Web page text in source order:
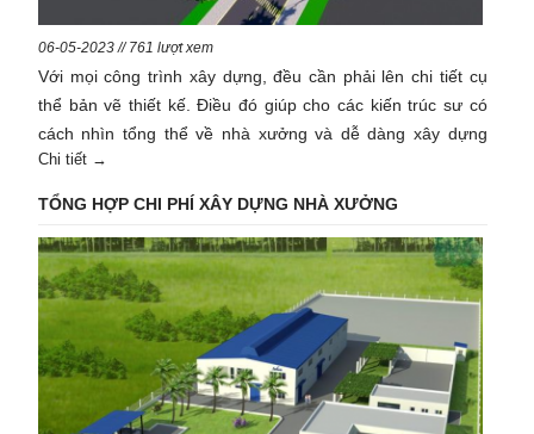
06-05-2023 // 761 lượt xem
Với mọi công trình xây dựng, đều cần phải lên chi tiết cụ
thể bản vẽ thiết kế. Điều đó giúp cho các kiến trúc sư có
cách nhìn tổng thể về nhà xưởng và dễ dàng xây dựng
hơn. Khi cho xây dựng nhà xưởng may công nghiệp cũng
cần quan tâm đến bản vẽ nhà xưởng. Bản vẽ thiết kế
xưởng may công nghiệp cần thể hiện rõ cách lắp đặt và
cách bố trí các máy móc thiết bị dây chuyền may một cách
hợp lý. Giúp quá trình làm việc được thuận tiện và đạt
năng suất hiệu quả nhất, đặc biệt đảm bảo an toàn lao
Chi tiết →
TỔNG HỢP CHI PHÍ XÂY DỰNG NHÀ XƯỞNG